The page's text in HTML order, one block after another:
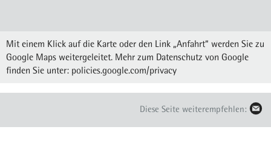
Mit einem Klick auf die Karte oder den Link „Anfahrt“ werden Sie zu
Google Maps weitergeleitet. Mehr zum Datenschutz von Google
finden Sie unter: policies.google.com/privacy
Diese Seite weiterempfehlen: